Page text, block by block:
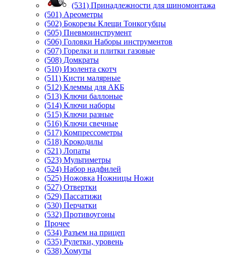
(531) Принадлежности для шиномонтажа
(501) Ареометры
(502) Бокорезы Клещи Тонкогубцы
(505) Пневмоинструмент
(506) Головки Наборы инструментов
(507) Горелки и плитки газовые
(508) Домкраты
(510) Изолента скотч
(511) Кисти малярные
(512) Клеммы для АКБ
(513) Ключи баллоные
(514) Ключи наборы
(515) Ключи разные
(516) Ключи свечные
(517) Компрессометры
(518) Крокодилы
(521) Лопаты
(523) Мультиметры
(524) Набор надфилей
(525) Ножовка Ножницы Ножи
(527) Отвертки
(529) Пассатижи
(530) Перчатки
(532) Противоугоны
Прочее
(534) Разъем на прицеп
(535) Рулетки, уровень
(538) Хомуты